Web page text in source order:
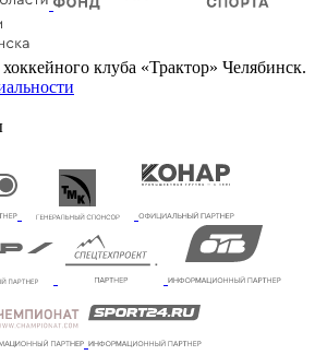
клуба «Трактор» Челябинск.